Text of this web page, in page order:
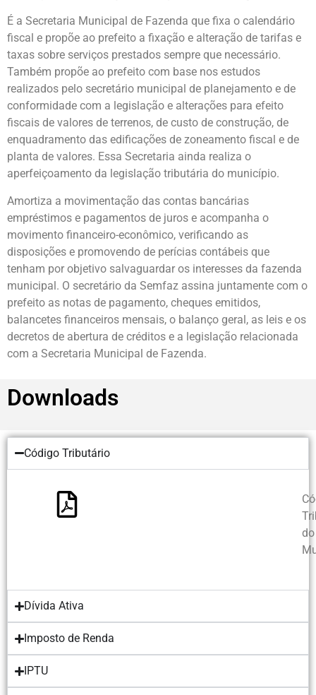
É a Secretaria Municipal de Fazenda que fixa o calendário
fiscal e propõe ao prefeito a fixação e alteração de tarifas e
taxas sobre serviços prestados sempre que necessário.
Também propõe ao prefeito com base nos estudos
realizados pelo secretário municipal de planejamento e de
conformidade com a legislação e alterações para efeito
fiscais de valores de terrenos, de custo de construção, de
enquadramento das edificações de zoneamento fiscal e de
planta de valores. Essa Secretaria ainda realiza o
aperfeiçoamento da legislação tributária do município.
Amortiza a movimentação das contas bancárias
empréstimos e pagamentos de juros e acompanha o
movimento financeiro-econômico, verificando as
disposições e promovendo de perícias contábeis que
tenham por objetivo salvaguardar os interesses da fazenda
municipal. O secretário da Semfaz assina juntamente com o
prefeito as notas de pagamento, cheques emitidos,
balancetes financeiros mensais, o balanço geral, as leis e os
decretos de abertura de créditos e a legislação relacionada
com a Secretaria Municipal de Fazenda.
Downloads
Código Tributário
do
Dívida Ativa
Imposto de Renda
IPTU